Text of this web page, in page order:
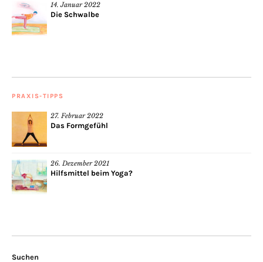
14. Januar 2022
Die Schwalbe
PRAXIS-TIPPS
27. Februar 2022
Das Formgefühl
26. Dezember 2021
Hilfsmittel beim Yoga?
Suchen